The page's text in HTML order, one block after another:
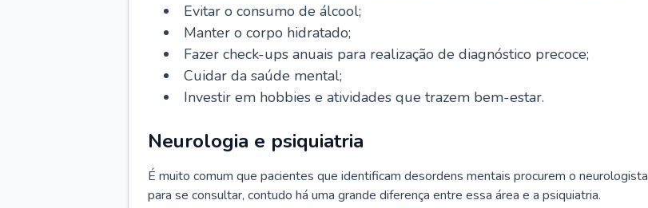
Evitar o consumo de álcool;
Manter o corpo hidratado;
Fazer check-ups anuais para realização de diagnóstico precoce;
Cuidar da saúde mental;
Investir em hobbies e atividades que trazem bem-estar.
Neurologia e psiquiatria
É muito comum que pacientes que identificam desordens mentais procurem o neurologista
para se consultar, contudo há uma grande diferença entre essa área e a psiquiatria.